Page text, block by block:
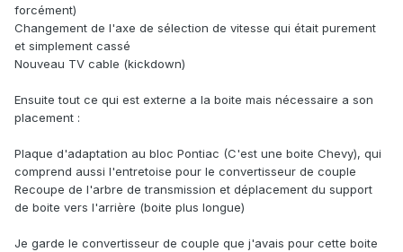
forcément)
Changement de l'axe de sélection de vitesse qui était purement
et simplement cassé
Nouveau TV cable (kickdown)
Ensuite tout ce qui est externe a la boite mais nécessaire a son
placement :
Plaque d'adaptation au bloc Pontiac (C'est une boite Chevy), qui
comprend aussi l'entretoise pour le convertisseur de couple
Recoupe de l'arbre de transmission et déplacement du support
de boite vers l'arrière (boite plus longue)
Je garde le convertisseur de couple que j'avais pour cette boite